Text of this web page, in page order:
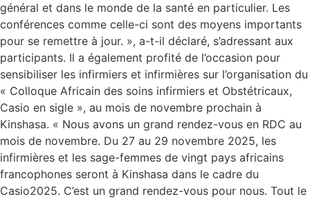
général et dans le monde de la santé en particulier. Les
conférences comme celle-ci sont des moyens importants
pour se remettre à jour. », a-t-il déclaré, s’adressant aux
participants. Il a également profité de l’occasion pour
sensibiliser les infirmiers et infirmières sur l’organisation du
« Colloque Africain des soins infirmiers et Obstétricaux,
Casio en sigle », au mois de novembre prochain à
Kinshasa. « Nous avons un grand rendez-vous en RDC au
mois de novembre. Du 27 au 29 novembre 2025, les
infirmières et les sage-femmes de vingt pays africains
francophones seront à Kinshasa dans le cadre du
Casio2025. C’est un grand rendez-vous pour nous. Tout le